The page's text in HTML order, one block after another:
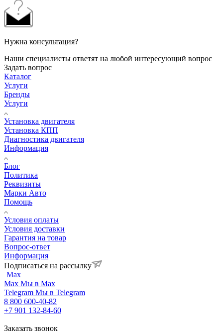
Нужна консультация?
Наши специалисты ответят на любой интересующий вопрос
Задать вопрос
Каталог
Услуги
Бренды
Услуги
Установка двигателя
Установка КПП
Диагностика двигателя
Информация
Блог
Политика
Реквизиты
Марки Авто
Помощь
Условия оплаты
Условия доставки
Гарантия на товар
Вопрос-ответ
Информация
Подписаться на рассылку
Max
Max Мы в Max
Telegram Мы в Telegram
8 800 600-40-82
+7 901 132-84-60
Заказать звонок